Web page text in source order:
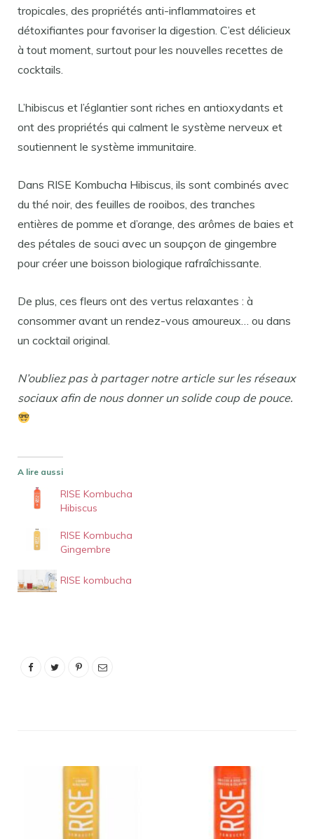
tropicales, des propriétés anti-inflammatoires et
détoxifiantes pour favoriser la digestion. C’est délicieux
à tout moment, surtout pour les nouvelles recettes de
cocktails.
L’hibiscus et l’églantier sont riches en antioxydants et
ont des propriétés qui calment le système nerveux et
soutiennent le système immunitaire.
Dans RISE Kombucha Hibiscus, ils sont combinés avec
du thé noir, des feuilles de rooibos, des tranches
entières de pomme et d’orange, des arômes de baies et
des pétales de souci avec un soupçon de gingembre
pour créer une boisson biologique rafraîchissante.
De plus, ces fleurs ont des vertus relaxantes : à
consommer avant un rendez-vous amoureux… ou dans
un cocktail original.
N’oubliez pas à partager notre article sur les réseaux
sociaux afin de nous donner un solide coup de pouce.
A lire aussi
RISE Kombucha
Hibiscus
RISE Kombucha
Gingembre
RISE kombucha